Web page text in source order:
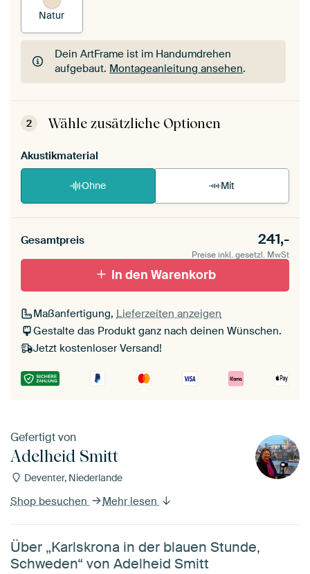
Natur
Dein ArtFrame ist im Handumdrehen
aufgebaut. Montageanleitung ansehen.
Dein ArtFrame ist im Handumdrehen
aufgebaut.Montageanleitung ansehen
2 Wähle zusätzliche Optionen
Akustikmaterial
Ohne Mit
Gesamtpreis 241,-
Preise inkl. gesetzl. MwSt
In den Warenkorb
Maßanfertigung, Lieferzeiten anzeigen
Gestalte das Produkt ganz nach deinen Wünschen.
Jetzt kostenloser Versand!
Gefertigt von
Adelheid Smitt
Deventer, Niederlande
Shop besuchen Mehr lesen
Über „Karlskrona in der blauen Stunde,
Schweden“ von Adelheid Smitt